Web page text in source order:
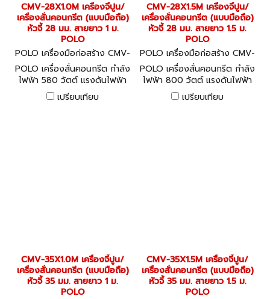
CMV-28X1.0M เครื่องจี้ปูน/
เครื่องสั่นคอนกรีต (แบบมือถือ)
หัวจี้ 28 มม. สายยาว 1 ม.
POLO
POLO เครื่องมือก่อสร้าง CMV-
28X1.0M
POLO เครื่องสั่นคอนกรีต กำลัง
ไฟฟ้า 580 วัตต์ แรงดันไฟฟ้า
220 โวลต์ รุ่น CMV-28X1.0M
ขนาดหัวจี้ 28 มม. ความยาวสาย
เปรียบเทียบ
CMV-28X1.5M เครื่องจี้ปูน/
เครื่องสั่นคอนกรีต (แบบมือถือ)
หัวจี้ 28 มม. สายยาว 1.5 ม.
POLO
POLO เครื่องมือก่อสร้าง CMV-
28X1.5M
POLO เครื่องสั่นคอนกรีต กำลัง
ไฟฟ้า 800 วัตต์ แรงดันไฟฟ้า
220 โวลต์ รุ่น CMV-28X1.5M
ขนาดหัวจี้ 28 มม. ความยาวสาย
เปรียบเทียบ
CMV-35X1.0M เครื่องจี้ปูน/
เครื่องสั่นคอนกรีต (แบบมือถือ)
หัวจี้ 35 มม. สายยาว 1 ม.
POLO
CMV-35X1.5M เครื่องจี้ปูน/
เครื่องสั่นคอนกรีต (แบบมือถือ)
หัวจี้ 35 มม. สายยาว 1.5 ม.
POLO